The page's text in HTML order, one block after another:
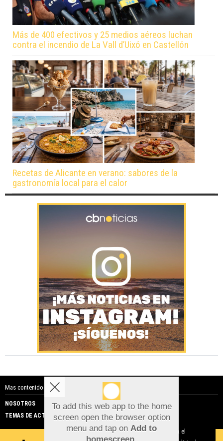
Más de 400 efectivos y 25 medios aéreos luchan
contra el incendio de La Vall d’Uixó en Castellón
Recetas de Alicante en verano: sabores de la
gastronomía local para el calor
Mas contenido de Costa Blanca Noticias:
NOSOTROS
PUBLICIDAD
TEMAS DE ACTUALIDAD
To add this web app to the home
screen open the browser option
menu and tap on Add to
homescreen
Aviso sobre el Uso de cookies:
Utilizamos cookies nuestras y de terceros para el